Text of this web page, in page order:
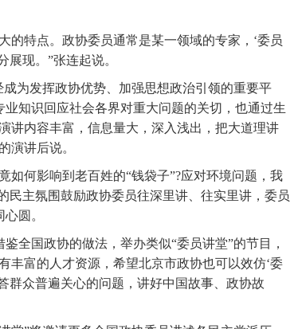
特点。政协委员通常是某一领域的专家，‘委员
现。”张连起说。
为发挥政协优势、加强思想政治引领的重要平
知识回应社会各界对重大问题的关切，也通过生
讲内容丰富，信息量大，深入浅出，把大道理讲
演讲后说。
何影响到老百姓的“钱袋子”?应对环境问题，我
主氛围鼓励政协委员往深里讲、往实里讲，委员
圆。
国政协的做法，举办类似“委员讲堂”的节目，
丰富的人才资源，希望北京市政协也可以效仿‘委
群众普遍关心的问题，讲好中国故事、政协故